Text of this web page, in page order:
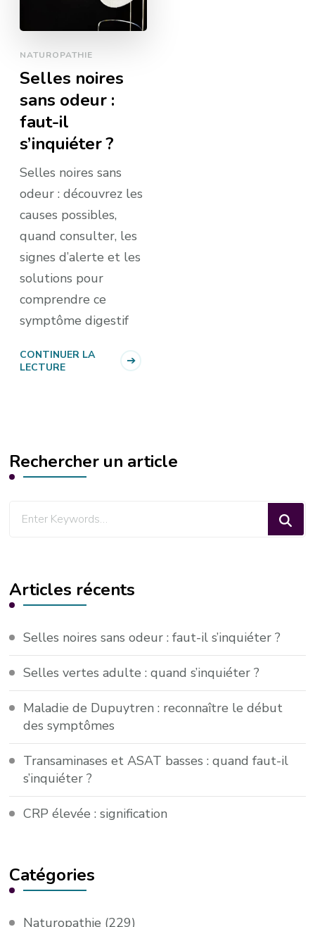
NATUROPATHIE
Selles noires
sans odeur :
faut-il
s’inquiéter ?
Selles noires sans
odeur : découvrez les
causes possibles,
quand consulter, les
signes d’alerte et les
solutions pour
comprendre ce
symptôme digestif
CONTINUER LA
LECTURE
Rechercher un article
Looking
Articles récents
Selles noires sans odeur : faut-il s’inquiéter ?
Selles vertes adulte : quand s’inquiéter ?
Maladie de Dupuytren : reconnaître le début
des symptômes
Transaminases et ASAT basses : quand faut-il
s’inquiéter ?
CRP élevée : signification
Catégories
Naturopathie (229)